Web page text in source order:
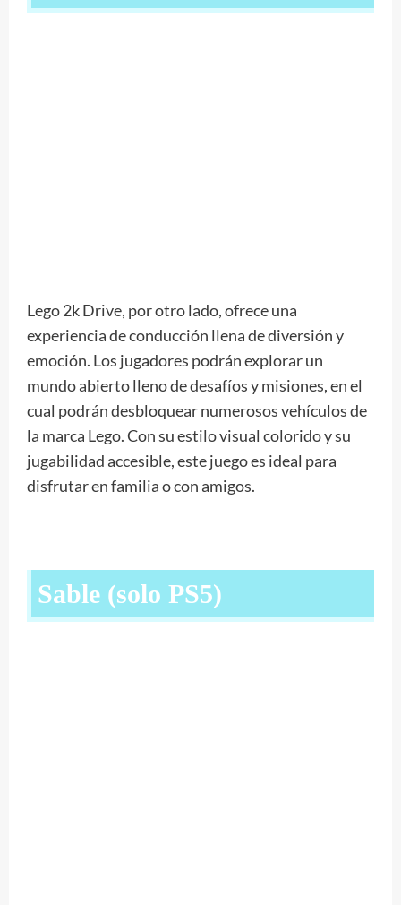
Lego 2k Drive, por otro lado, ofrece una
experiencia de conducción llena de diversión y
emoción. Los jugadores podrán explorar un
mundo abierto lleno de desafíos y misiones, en el
cual podrán desbloquear numerosos vehículos de
la marca Lego. Con su estilo visual colorido y su
jugabilidad accesible, este juego es ideal para
disfrutar en familia o con amigos.
Sable (solo PS5)